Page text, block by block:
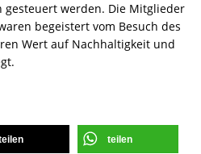
gesteuert werden. Die Mitglieder
begeistert vom Besuch des
Wert auf Nachhaltigkeit und
teilen